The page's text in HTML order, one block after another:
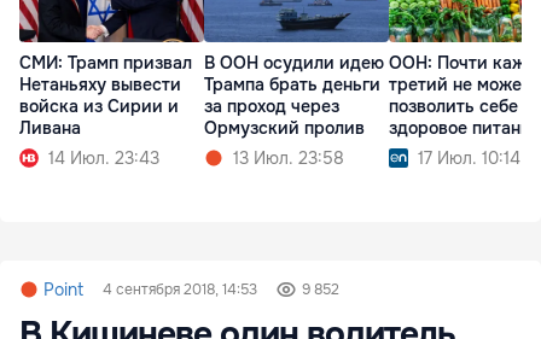
СМИ: Трамп призвал
Нетаньяху вывести
войска из Сирии и
Ливана
14 Июл. 23:43
В ООН осудили идею
Трампа брать деньги
за проход через
Ормузский пролив
13 Июл. 23:58
ООН: Почти
третий не может
позволить себе
здоровое питание
17 Июл. 10:14
Point 4 сентября 2018, 14:53 9 852